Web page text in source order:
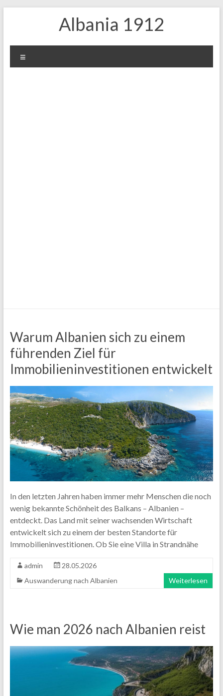
Albania 1912
Warum Albanien sich zu einem
führenden Ziel für
Immobilieninvestitionen entwickelt
In den letzten Jahren haben immer mehr Menschen die noch
wenig bekannte Schönheit des Balkans – Albanien –
entdeckt. Das Land mit seiner wachsenden Wirtschaft
entwickelt sich zu einem der besten Standorte für
Immobilieninvestitionen. Ob Sie eine Villa in Strandnähe
admin
28.05.2026
Auswanderung nach Albanien
Weiterlesen
Wie man 2026 nach Albanien reist